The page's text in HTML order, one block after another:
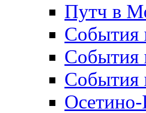
Путч в
События
События
События